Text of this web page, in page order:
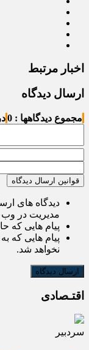
اخبار مرتبط
ارسال دیدگاه
مجموع دیدگاهها : 0
قوانین ارسال دیدگاه
دیدگاه های
مدیریت در
پیام هایی که
پیام هایی که
نخواهد شد.
اقتـصادی
سردبیر